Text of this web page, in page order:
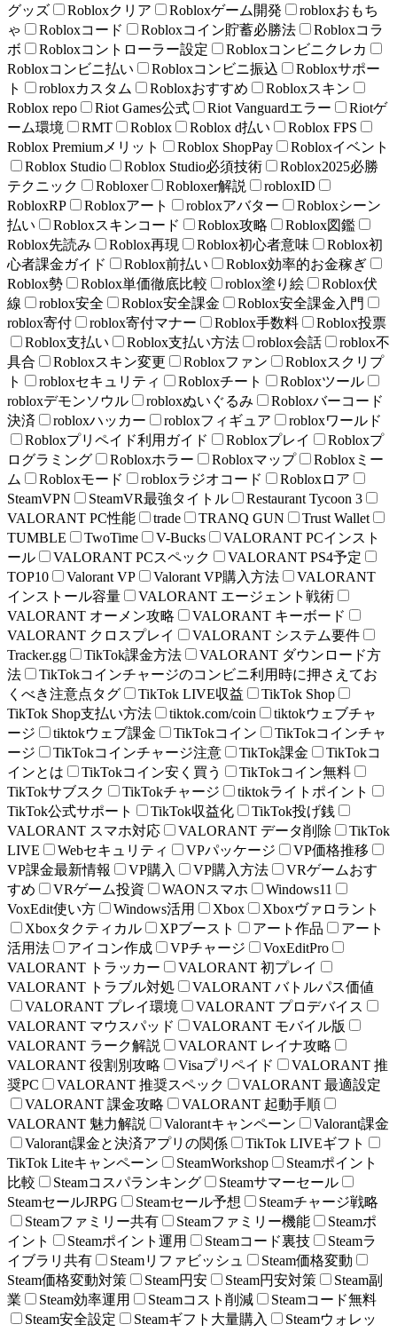
グッズ
Robloxクリア Robloxゲーム開発
robloxおもち
ゃ
Robloxコード Robloxコイン貯蓄必勝法
Robloxコラ
ボ
Robloxコントローラー設定
Robloxコンビニクレカ
Robloxコンビニ払い
Robloxコンビニ振込
Robloxサポー
ト
robloxカスタム Robloxおすすめ
Robloxスキン
Roblox repo
Riot Games公式 Riot Vanguardエラー
Riotゲ
ーム環境
RMT Roblox Roblox d払い
Roblox FPS
Roblox Premiumメリット
Roblox ShopPay
Robloxイベント
Roblox Studio
Roblox Studio必須技術
Roblox2025必勝
テクニック
Robloxer Robloxer解説
robloxID
RobloxRP
Robloxアート robloxアバター
Robloxシーン
払い
Robloxスキンコード Roblox攻略
Roblox図鑑
Roblox先読み
Roblox再現 Roblox初心者意味
Roblox初
心者課金ガイド
Roblox前払い
Roblox効率的お金稼ぎ
Roblox勢
Roblox単価徹底比較 roblox塗り絵
Roblox伏
線
roblox安全 Roblox安全課金
Roblox安全課金入門
roblox寄付
roblox寄付マナー Roblox手数料
Roblox投票
Roblox支払い
Roblox支払い方法 roblox会話
roblox不
具合
Robloxスキン変更 Robloxファン
Robloxスクリプ
ト
robloxセキュリティ Robloxチート
Robloxツール
robloxデモンソウル
robloxぬいぐるみ
Robloxバーコード
決済
robloxハッカー robloxフィギュア
robloxワールド
Robloxプリペイド利用ガイド
Robloxプレイ
Robloxプ
ログラミング
Robloxホラー Robloxマップ
Robloxミー
ム
Robloxモード robloxラジオコード
Robloxロア
SteamVPN
SteamVR最強タイトル
Restaurant Tycoon 3
VALORANT PC性能
trade TRANQ GUN
Trust Wallet
TUMBLE
TwoTime V-Bucks
VALORANT PCインスト
ール
VALORANT PCスペック
VALORANT PS4予定
TOP10
Valorant VP Valorant VP購入方法
VALORANT
インストール容量
VALORANT エージェント戦術
VALORANT オーメン攻略
VALORANT キーボード
VALORANT クロスプレイ
VALORANT システム要件
Tracker.gg
TikTok課金方法
VALORANT ダウンロード方
法
TikTokコインチャージのコンビニ利用時に押さえてお
くべき注意点タグ
TikTok LIVE収益
TikTok Shop
TikTok Shop支払い方法
tiktok.com/coin
tiktokウェブチャ
ージ
tiktokウェブ課金 TikTokコイン
TikTokコインチャ
ージ
TikTokコインチャージ注意 TikTok課金
TikTokコ
インとは
TikTokコイン安く買う
TikTokコイン無料
TikTokサブスク
TikTokチャージ
tiktokライトポイント
TikTok公式サポート
TikTok収益化
TikTok投げ銭
VALORANT スマホ対応
VALORANT データ削除
TikTok
LIVE
Webセキュリティ VPパッケージ
VP価格推移
VP課金最新情報
VP購入 VP購入方法
VRゲームおす
すめ
VRゲーム投資 WAONスマホ
Windows11
VoxEdit使い方
Windows活用 Xbox
Xboxヴァロラント
Xboxタクティカル
XPブースト アート作品
アート
活用法
アイコン作成 VPチャージ
VoxEditPro
VALORANT トラッカー
VALORANT 初プレイ
VALORANT トラブル対処
VALORANT バトルパス価値
VALORANT プレイ環境
VALORANT プロデバイス
VALORANT マウスパッド
VALORANT モバイル版
VALORANT ラーク解説
VALORANT レイナ攻略
VALORANT 役割別攻略
Visaプリペイド
VALORANT 推
奨PC
VALORANT 推奨スペック
VALORANT 最適設定
VALORANT 課金攻略
VALORANT 起動手順
VALORANT 魅力解説
Valorantキャンペーン
Valorant課金
Valorant課金と決済アプリの関係
TikTok LIVEギフト
TikTok Liteキャンペーン
SteamWorkshop
Steamポイント
比較
Steamコスパランキング
Steamサマーセール
SteamセールJRPG
Steamセール予想
Steamチャージ戦略
Steamファミリー共有
Steamファミリー機能
Steamポ
イント
Steamポイント運用 Steamコード裏技
Steamラ
イブラリ共有
Steamリファビッシュ
Steam価格変動
Steam価格変動対策
Steam円安 Steam円安対策
Steam副
業
Steam効率運用 Steamコスト削減
Steamコード無料
Steam安全設定
Steamギフト大量購入
Steamウォレッ